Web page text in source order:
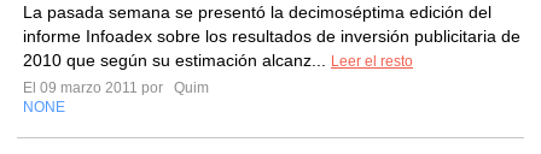
La pasada semana se presentó la decimoséptima edición del
informe Infoadex sobre los resultados de inversión publicitaria de
2010 que según su estimación alcanz...
Leer el resto
El 09 marzo 2011 por
Quim
NONE